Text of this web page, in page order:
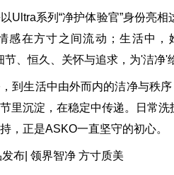
系列“净护体验官”身份亮相
感在方寸之间流动；生活中
、恒久、关怀与追求，为'洁净
生活中由外而内的洁净与秩序
里沉淀，在稳定中传递。日常
，正是ASKO一直坚守的初心。